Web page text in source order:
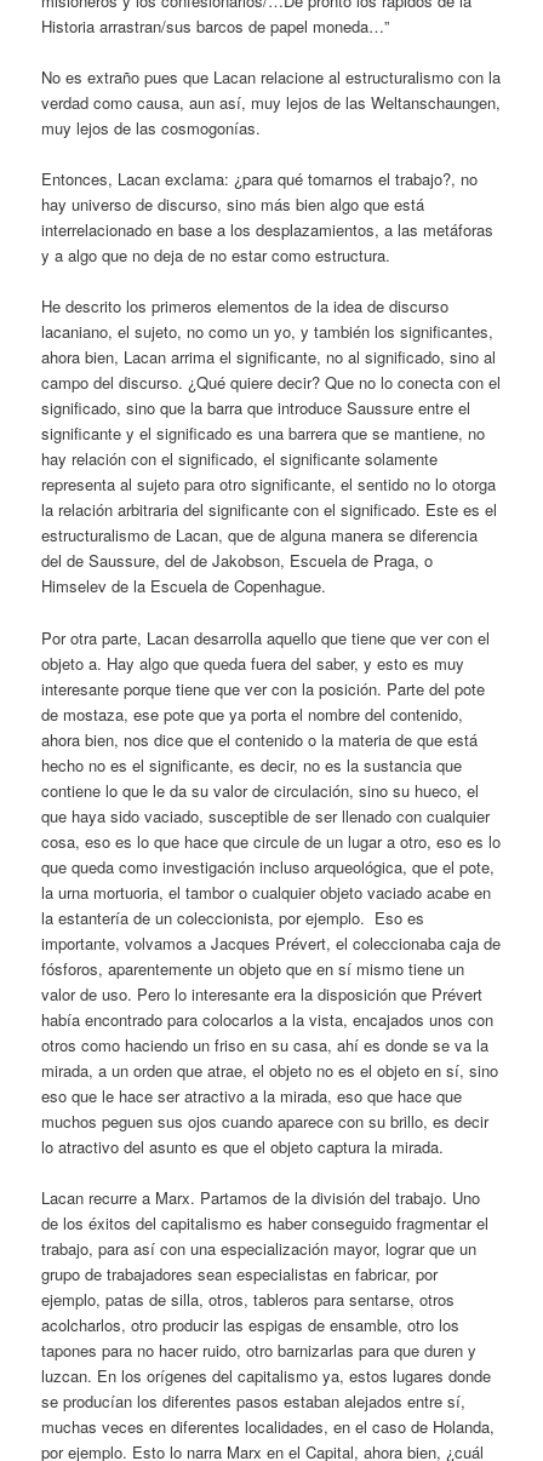
Historia arrastran/sus barcos de papel moneda…”
No es extraño pues que Lacan relacione al estructuralismo con la
verdad como causa, aun así, muy lejos de las Weltanschaungen,
muy lejos de las cosmogonías.
Entonces, Lacan exclama: ¿para qué tomarnos el trabajo?, no
hay universo de discurso, sino más bien algo que está
interrelacionado en base a los desplazamientos, a las metáforas
y a algo que no deja de no estar como estructura.
He descrito los primeros elementos de la idea de discurso
lacaniano, el sujeto, no como un yo, y también los significantes,
ahora bien, Lacan arrima el significante, no al significado, sino al
campo del discurso. ¿Qué quiere decir? Que no lo conecta con el
significado, sino que la barra que introduce Saussure entre el
significante y el significado es una barrera que se mantiene, no
hay relación con el significado, el significante solamente
representa al sujeto para otro significante, el sentido no lo otorga
la relación arbitraria del significante con el significado. Este es el
estructuralismo de Lacan, que de alguna manera se diferencia
del de Saussure, del de Jakobson, Escuela de Praga, o
Himselev de la Escuela de Copenhague.
Por otra parte, Lacan desarrolla aquello que tiene que ver con el
objeto a. Hay algo que queda fuera del saber, y esto es muy
interesante porque tiene que ver con la posición. Parte del pote
de mostaza, ese pote que ya porta el nombre del contenido,
ahora bien, nos dice que el contenido o la materia de que está
hecho no es el significante, es decir, no es la sustancia que
contiene lo que le da su valor de circulación, sino su hueco, el
que haya sido vaciado, susceptible de ser llenado con cualquier
cosa, eso es lo que hace que circule de un lugar a otro, eso es lo
que queda como investigación incluso arqueológica, que el pote,
la urna mortuoria, el tambor o cualquier objeto vaciado acabe en
la estantería de un coleccionista, por ejemplo. Eso es
importante, volvamos a Jacques Prévert, el coleccionaba caja de
fósforos, aparentemente un objeto que en sí mismo tiene un
valor de uso. Pero lo interesante era la disposición que Prévert
había encontrado para colocarlos a la vista, encajados unos con
otros como haciendo un friso en su casa, ahí es donde se va la
mirada, a un orden que atrae, el objeto no es el objeto en sí, sino
eso que le hace ser atractivo a la mirada, eso que hace que
muchos peguen sus ojos cuando aparece con su brillo, es decir
lo atractivo del asunto es que el objeto captura la mirada.
Lacan recurre a Marx. Partamos de la división del trabajo. Uno
de los éxitos del capitalismo es haber conseguido fragmentar el
trabajo, para así con una especialización mayor, lograr que un
grupo de trabajadores sean especialistas en fabricar, por
ejemplo, patas de silla, otros, tableros para sentarse, otros
acolcharlos, otro producir las espigas de ensamble, otro los
tapones para no hacer ruido, otro barnizarlas para que duren y
luzcan. En los orígenes del capitalismo ya, estos lugares donde
se producían los diferentes pasos estaban alejados entre sí,
muchas veces en diferentes localidades, en el caso de Holanda,
por ejemplo. Esto lo narra Marx en el Capital, ahora bien, ¿cuál